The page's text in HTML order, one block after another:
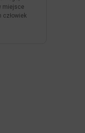
miejsce
człowiek